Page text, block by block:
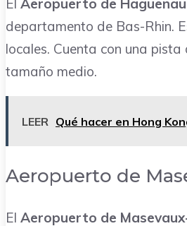
El Aeropuerto de
departamento de Bas-Rhin.
locales. Cuenta con una
tamaño medio.
LEER Qué hacer en Hong
Aeropuerto de
El Aeropuerto de